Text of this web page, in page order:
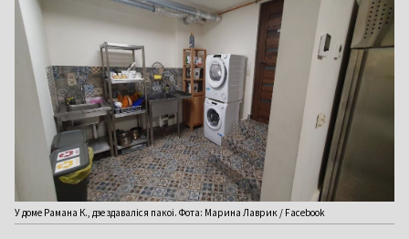
У доме Рамана К., дзе здаваліся пакоі. Фота: Марина Лаврик / Facebook